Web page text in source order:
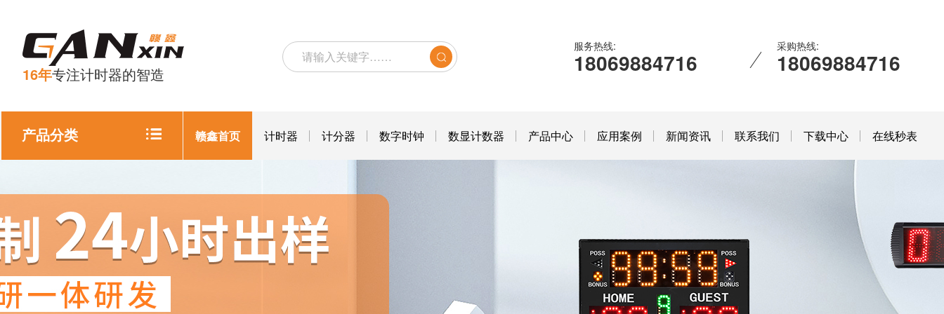
16年专注计时器的智造
服务热线:
18069884716
采购热线:
18069884716
产品分类 赣鑫首页 计时器 计分器 数字时钟 数显计数器 产品中心 应用案例 新闻资讯 联系我们 下载中心 在线秒表